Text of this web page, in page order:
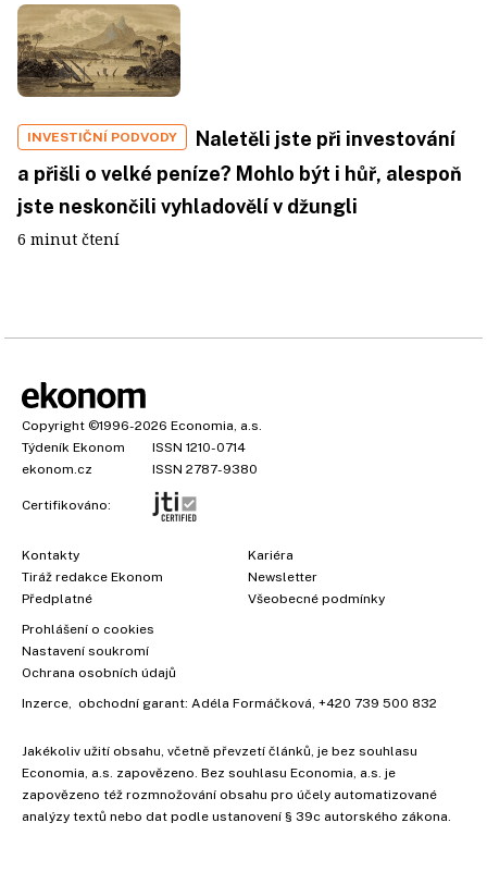
INVESTIČNÍ PODVODY
Naletěli jste při investování
a přišli o velké peníze? Mohlo být i hůř, alespoň
jste neskončili vyhladovělí v džungli
6 minut čtení
Copyright ©1996-2026 Economia, a.s.
Týdeník Ekonom
ISSN 1210-0714
ekonom.cz
ISSN 2787-9380
Certifikováno:
Kontakty
Tiráž redakce Ekonom
Předplatné
Kariéra
Newsletter
Všeobecné podmínky
Prohlášení o cookies
Nastavení soukromí
Ochrana osobních údajů
Inzerce , obchodní garant: Adéla Formáčková +420 739 500 832
Jakékoliv užití obsahu, včetně převzetí článků, je bez souhlasu
Economia, a.s. zapovězeno. Bez souhlasu Economia, a.s. je
zapovězeno též rozmnožování obsahu pro účely automatizované
analýzy textů nebo dat podle ustanovení § 39c autorského zákona.